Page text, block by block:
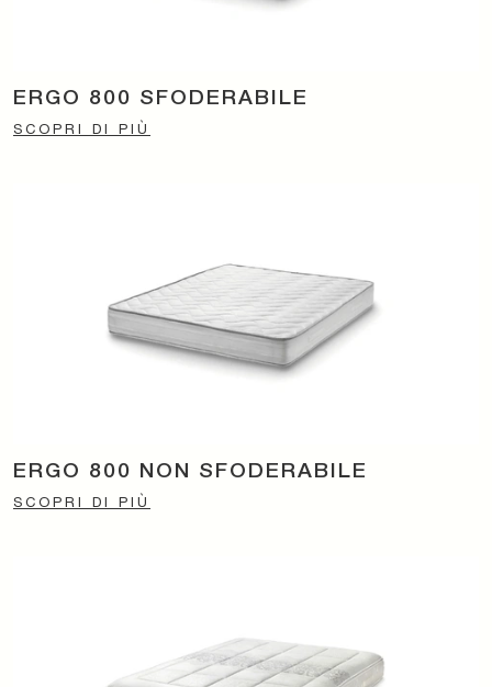
ERGO 800 SFODERABILE
SCOPRI DI PIÙ
ERGO 800 NON SFODERABILE
SCOPRI DI PIÙ